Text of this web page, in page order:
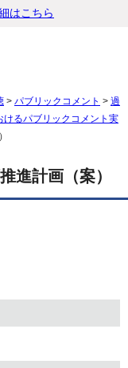
はこちら
> パブリックコメント > 過
けるパブリックコメント実
進計画（案）